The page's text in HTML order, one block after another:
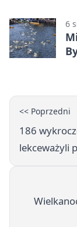
6
<< Poprzedni
186
lekceważyli